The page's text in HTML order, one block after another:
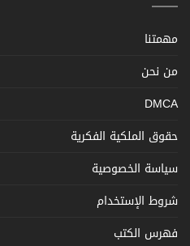
مهمتنا
من نحن
DMCA
حقوق الملكية الفكرية
سياسة الخصوصية
شروط الإستخدام
فهرس الكتب